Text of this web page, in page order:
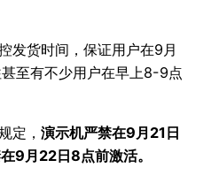
发货时间，保证用户在9月
至有不少用户在早上8-9点
定， 演示机严禁在9月21日
9月22日8点前激活。